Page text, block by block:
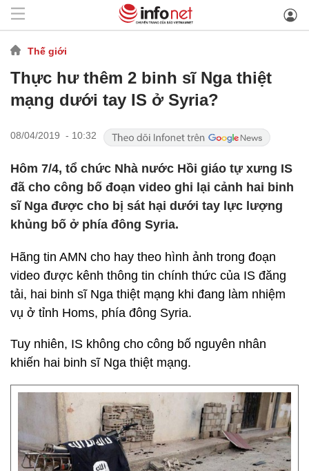
Thế giới
Thực hư thêm 2 binh sĩ Nga thiệt
mạng dưới tay IS ở Syria?
08/04/2019 - 10:32
Hôm 7/4, tổ chức Nhà nước Hồi giáo tự xưng IS
đã cho công bố đoạn video ghi lại cảnh hai binh
sĩ Nga được cho bị sát hại dưới tay lực lượng
khủng bố ở phía đông Syria.
Hãng tin AMN cho hay theo hình ảnh trong đoạn
video được kênh thông tin chính thức của IS đăng
tải, hai binh sĩ Nga thiệt mạng khi đang làm nhiệm
vụ ở tỉnh Homs, phía đông Syria.
Tuy nhiên, IS không cho công bố nguyên nhân
khiến hai binh sĩ Nga thiệt mạng.